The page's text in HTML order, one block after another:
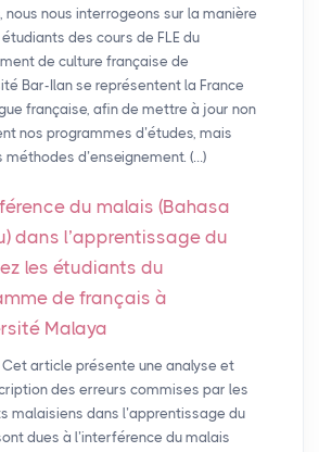
nous nous interrogeons sur la manière
des cours de FLE du
de culture française de
Bar-Ilan se représentent la France
française, afin de mettre à jour non
nos programmes d’études, mais
méthodes d’enseignement. (…)
du malais (Bahasa
dans l’apprentissage du
les étudiants du
de français à
Malaya
Cet article présente une analyse et
des erreurs commises par les
malaisiens dans l’apprentissage du
dues à l’interférence du malais